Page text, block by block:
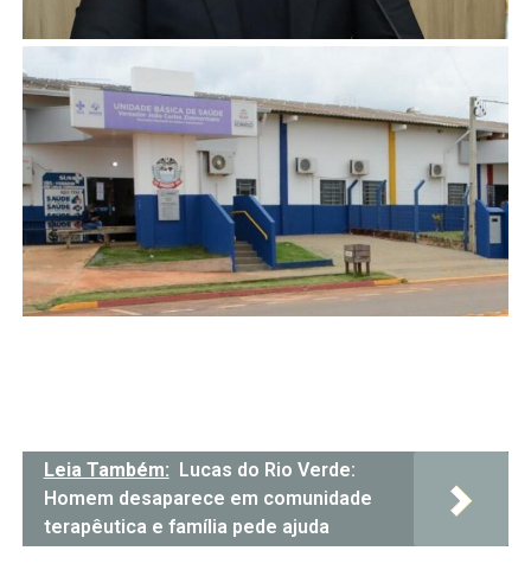
Leia Também: Lucas do Rio Verde:
Homem desaparece em comunidade
terapêutica e família pede ajuda